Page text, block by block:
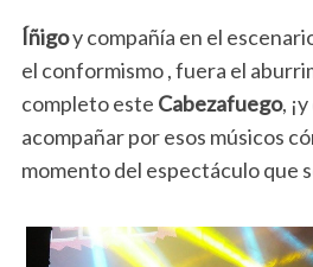
Íñigoy compañía en el
el conformismo , fuera el
completo este Cabezafuego,
acompañar por esos músicos
momento del espectáculo que